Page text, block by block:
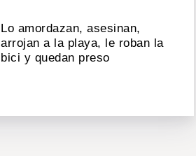
Lo amordazan, asesinan,
arrojan a la playa, le roban la
bici y quedan preso